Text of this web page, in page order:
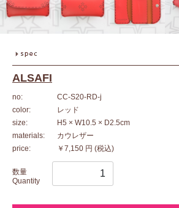
ALSAFI
no:
CC-S20-RD-j
color:
レッド
size:
H5 × W10.5 × D2.5cm
materials:
カウレザー
price:
￥7,150 円 (税込)
数量
Quantity